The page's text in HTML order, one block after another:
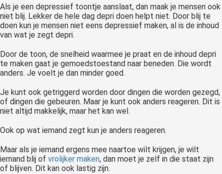
Als je een depressief toontje aanslaat, dan maak je mensen ook
niet blij. Lekker de hele dag depri doen helpt niet. Door blij te
doen kun je mensen niet eens depressief maken, al is de inhoud
van wat je zegt depri.
Door de toon, de snelheid waarmee je praat en de inhoud depri
te maken gaat je gemoedstoestand naar beneden. Die wordt
anders. Je voelt je dan minder goed.
Je kunt ook getriggerd worden door dingen die worden gezegd,
of dingen die gebeuren. Maar je kunt ook anders reageren. Dit is
niet altijd makkelijk, maar het kan wel.
Ook op wat iemand zegt kun je anders reageren.
Maar als je iemand ergens mee naartoe wilt krijgen, je wilt
iemand blij of vrolijker maken, dan moet je zelf in die staat zijn
of blijven. Dit kan ook lastig zijn.